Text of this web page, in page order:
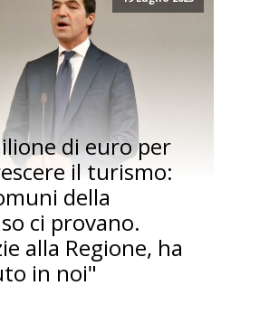
di euro per
il turismo:
della
ci provano.
alla Regione, ha
in noi"